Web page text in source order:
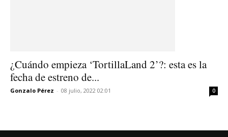
¿Cuándo empieza ‘TortillaLand 2’?: esta es la
fecha de estreno de...
Gonzalo Pérez - 08 julio, 2022 02:01 0